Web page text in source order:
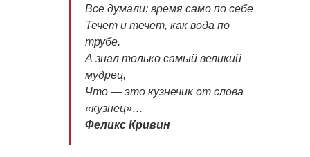
Все думали: время само по себе
Течет и течет, как вода по
трубе.
А знал только самый великий
мудрец,
Что — это кузнечик от слова
«кузнец»…
Феликс Кривин